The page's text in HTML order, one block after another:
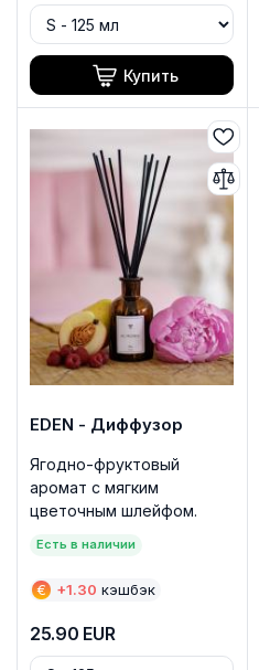
Купить
EDEN - Диффузор
Ягодно-фруктовый
аромат с мягким
цветочным шлейфом.
Есть в наличии
€ +1.30 кэшбэк
25.90 EUR